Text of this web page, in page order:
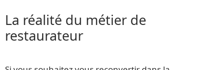
La réalité du métier de
restaurateur